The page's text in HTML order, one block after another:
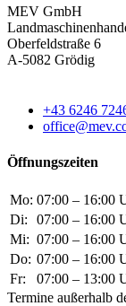
MEV GmbH
Oberfeldstraße 6
A-5082 Grödig
+43 6246
Öffnungszeiten
Mo: 07:00 – 16:00
Di:
07:00 – 16:00
Mi: 07:00 – 16:00
Do: 07:00 – 16:00
Fr:
07:00 – 13:00
Termine außerhalb